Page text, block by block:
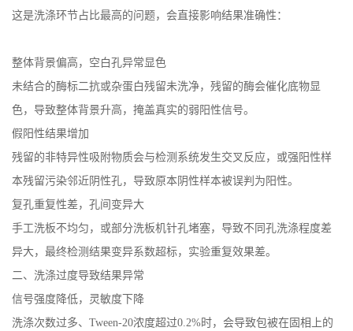
这是洗涤环节占比最高的问题，会直接影响结果准确性：
整体背景偏高，空白孔异常显色
未结合的酶标二抗或杂蛋白残留未洗净，残留的酶会催化底物显
色，导致整体背景升高，掩盖真实的弱阳性信号。
假阳性结果增加
残留的非特异性吸附物质会与检测系统发生交叉反应，或强阳性样
本残留污染邻近阴性孔，导致原本阴性样本被误判为阳性。
复孔重复性差，孔间变异大
手工洗板不均匀，或部分洗板机针孔堵塞，导致不同孔洗涤程度差
异大，最终检测结果变异系数超标，实验重复效果差。
二、洗涤过度导致结果异常
信号强度降低，灵敏度下降
洗涤次数过多、Tween-20浓度超过0.2%时，会导致包被在固相上的